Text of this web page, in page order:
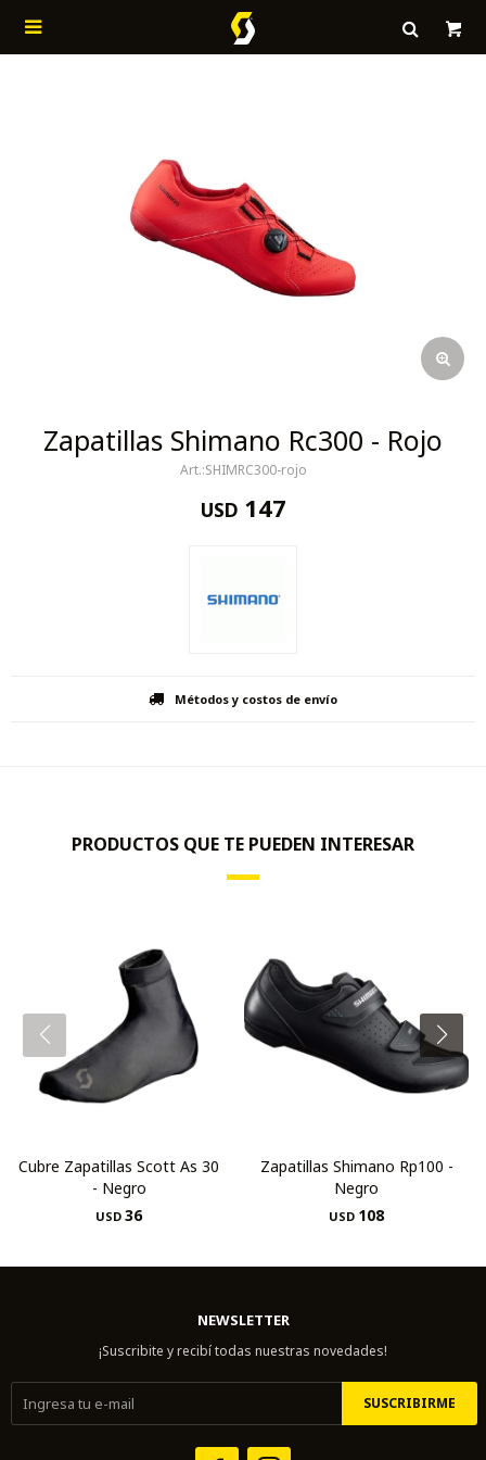

Zapatillas Shimano Rc300 - Rojo
SHIMRC300-rojo
USD 147
Métodos y costos de envío
PRODUCTOS QUE TE PUEDEN INTERESAR
Cubre Zapatillas Scott As 30
- Negro
USD 36
Zapatillas Shimano Rp100 -
Negro
USD 108
NEWSLETTER
¡Suscribite y recibí todas nuestras novedades!
SUSCRIBIRME